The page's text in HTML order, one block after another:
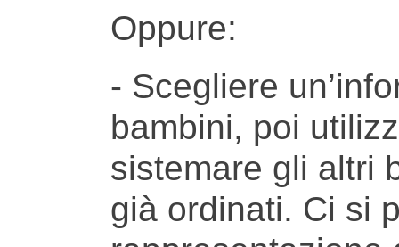
Oppure:
- Scegliere
bambini, poi
sistemare gli altri
già ordinati. Ci si